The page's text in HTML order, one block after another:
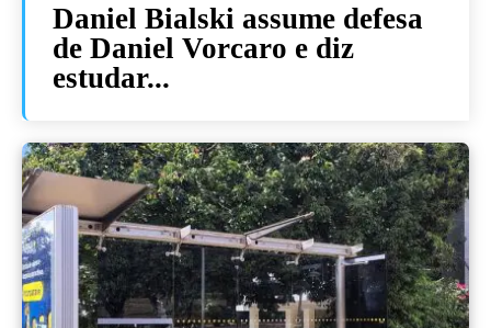
Daniel Bialski assume defesa
de Daniel Vorcaro e diz
estudar...